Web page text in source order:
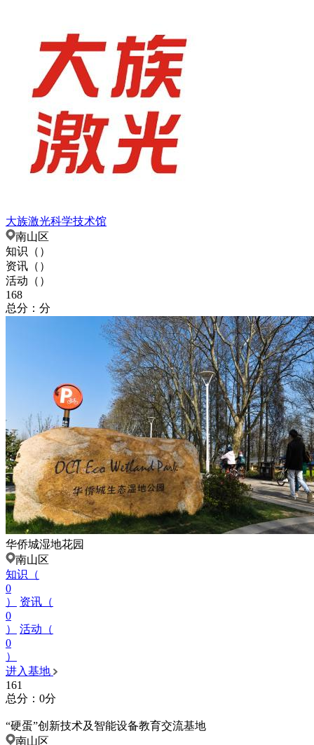
大族激光科学技术馆
南山区
知识（ ）
资讯（ ）
活动（ ）
168
总分：分
华侨城湿地花园
南山区
知识（
0
）
资讯（
0
）
活动（
0
）
进入基地
161
总分：0分
“硬蛋”创新技术及智能设备教育交流基地
南山区